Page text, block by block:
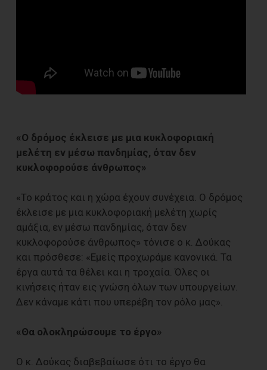
«Ο δρόμος έκλεισε με μια κυκλοφοριακή
μελέτη εν μέσω πανδημίας, όταν δεν
κυκλοφορούσε άνθρωπος»
«Το κράτος και η χώρα έχουν συνέχεια. Ο δρόμος
έκλεισε με μια κυκλοφοριακή μελέτη χωρίς
αμάξια, εν μέσω πανδημίας, όταν δεν
κυκλοφορούσε άνθρωπος» τόνισε ο κ. Δούκας
και πρόσθεσε: «Εμείς προχωράμε κανονικά. Τα
έργα αυτά τα θέλει και η τροχαία. Όλες οι
κινήσεις ήταν εις γνώση όλων των υπουργείων.
Δεν κάναμε κάτι που υπερέβη τον ρόλο μας».
«Θα ολοκληρώσουμε το έργο»
Ο κ. Δούκας διαβεβαίωσε ότι το έργο θα